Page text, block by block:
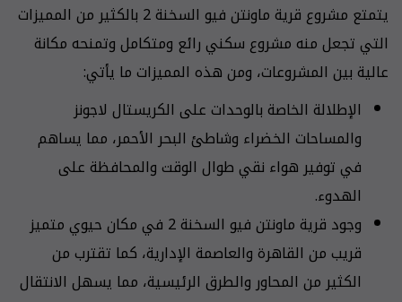
يتمتع مشروع قرية ماونتن فيو السخنة 2 بالكثير من المميزات
التي تجعل منه مشروع سكني رائع ومتكامل وتمنحه مكانة
عالية بين المشروعات، ومن هذه المميزات ما يأتي:
الإطلالة الخاصة بالوحدات على الكريستال لاجونز
والمساحات الخضراء وشاطئ البحر الأحمر، مما يساهم
في توفير هواء نقي طوال الوقت والمحافظة على
الهدوء.
وجود قرية ماونتن فيو السخنة 2 في مكان حيوي متميز
قريب من القاهرة والعاصمة الإدارية، كما تقترب من
الكثير من المحاور والطرق الرئيسية، مما يسهل الانتقال